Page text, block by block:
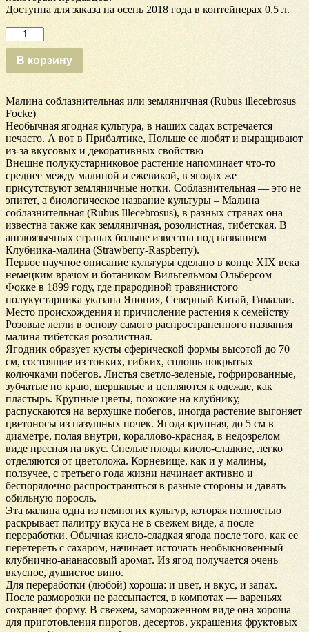
Доступна для заказа на осень 2018 года в контейнерах 0,5 л.
Количество
Малина
соблазнительная
или
В корзину
Малина соблазнительная или земляничная (Rubus illecebrosus
Focke)
Необычная ягодная культура, в наших садах встречается
нечасто. А вот в Прибалтике, Польше ее любят и выращивают
из-за вкусовых и декоративных свойствю
Внешне полукустарниковое растение напоминает что-то
среднее между малиной и ежевикой, в ягодах же
присутствуют земляничные нотки. Соблазнительная — это не
эпитет, а биологическое название культуры – Малина
соблазнительная (Rubus Illecebrosus), в разных странах она
известна также как земляничная, розолистная, тибетская. В
англоязычных странах больше известна под названием
Клубника-малина (Strawberry-Raspberry).
Первое научное описание культуры сделано в конце XIX века
немецким врачом и ботаником Вильгельмом Ольберсом
Фокке в 1899 году, где прародиной травянистого
полукустарника указана Япония, Северный Китай, Гималаи.
Место происхождения и причисление растения к семейству
Розовые легли в основу самого распространенного названия
малина тибетская розолистная.
Ягодник образует кусты сферической формы высотой до 70
см, состоящие из тонких, гибких, сплошь покрытых
колючками побегов. Листья светло-зеленые, гофрированные,
зубчатые по краю, шершавые и цепляются к одежде, как
пластырь. Крупные цветы, похожие на клубнику,
распускаются на верхушке побегов, иногда растение выгоняет
цветоносы из пазушных почек. Ягода крупная, до 5 см в
диаметре, полая внутри, кораллово-красная, в недозрелом
виде пресная на вкус. Спелые плоды кисло-сладкие, легко
отделяются от цветоложа. Корневище, как и у малины,
ползучее, с третьего года жизни начинает активно и
беспорядочно распространяться в разные стороны и давать
обильную поросль.
Эта малина одна из немногих культур, которая полностью
раскрывает палитру вкуса не в свежем виде, а после
переработки. Обычная кисло-сладкая ягода после того, как ее
перетереть с сахаром, начинает источать необыкновенный
клубнично-ананасовый аромат. Из ягод получается очень
вкусное, душистое вино.
Для переработки (любой) хороша: и цвет, и вкус, и запах.
После разморозки не рассыпается, в компотах — вареньях
сохраняет форму. В свежем, замороженном виде она хороша
для приготовления пирогов, десертов, украшения фруктовых